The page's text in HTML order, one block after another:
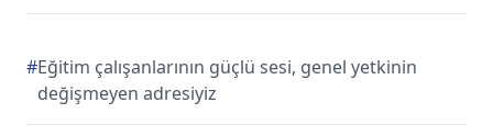
#Eğitim çalışanlarının güçlü sesi, genel yetkinin
değişmeyen adresiyiz